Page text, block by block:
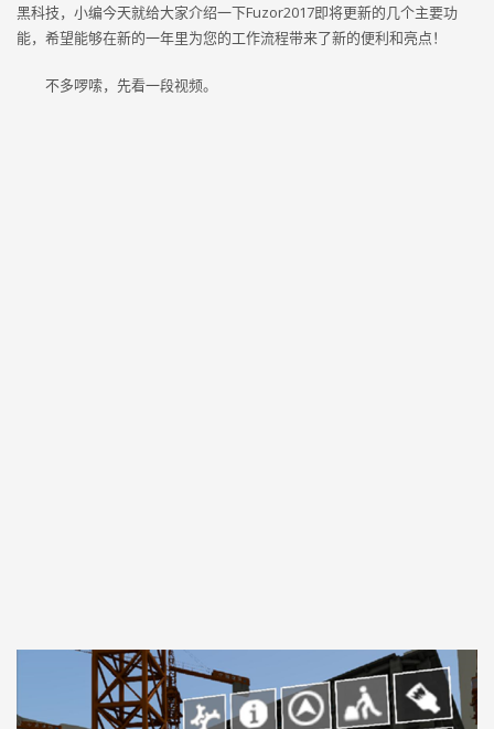
黑科技，小编今天就给大家介绍一下Fuzor2017即将更新的几个主要功
能，希望能够在新的一年里为您的工作流程带来了新的便利和亮点！
不多啰嗦，先看一段视频。